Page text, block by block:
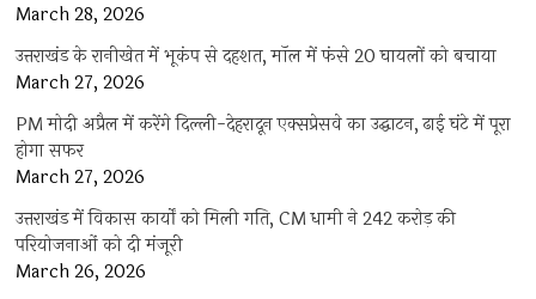
March 28, 2026
उत्तराखंड के रानीखेत में भूकंप से दहशत, मॉल में फंसे 20 घायलों को बचाया
March 27, 2026
PM मोदी अप्रैल में करेंगे दिल्ली-देहरादून एक्सप्रेसवे का उद्घाटन, ढाई घंटे में पूरा
होगा सफर
March 27, 2026
उत्तराखंड में विकास कार्यों को मिली गति, CM धामी ने 242 करोड़ की
परियोजनाओं को दी मंजूरी
March 26, 2026